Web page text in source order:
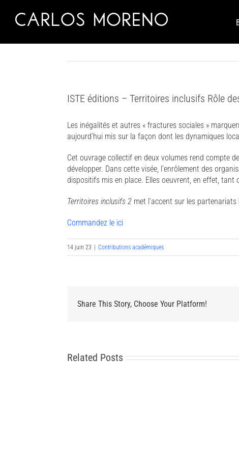
content
ISTE éditions – Territoires inclusifs Rôle
Les inégalités et autres « fractures sociales »
aujourd’hui mis sur la façon dont les dynamiques
Cet ouvrage collectif en deux volumes rend compte
développer. Dans cette visée, l’enrôlement des
dispositifs mis en place. Elles oeuvrent, en effet,
Territoires inclusifs 2 met l’accent sur les
Commandez le ici
14 juin 23 Contributions académiques
Share This Story, Choose Your Platform!
Related Posts